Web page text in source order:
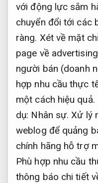
với động lực sắm
chuyển đổi tới các
ràng. Xét về mặt
page về
người bán (doanh
hợp nhu cầu thực
một cách hiệu quả.
dụ: Nhân sự. Xử lý
weblog để quảng
chính hãng hỗ trợ
Phù hợp nhu cầu
thông báo chi tiết